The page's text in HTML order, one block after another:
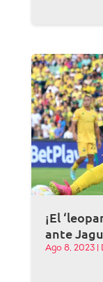
¡El
ante
Ago 8, 2023|